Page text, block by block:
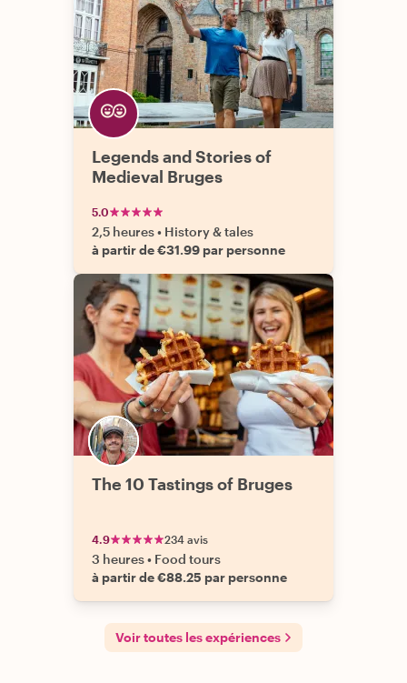
Legends and Stories of
Medieval Bruges
5.0
2,5 heures• History & tales
à partir de €31.99 par personne
The 10 Tastings of Bruges
4.9 234 avis
3 heures• Food tours
à partir de €88.25 par personne
Voir toutes les expériences